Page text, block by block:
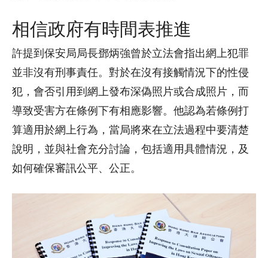
相信政府有時間表推進
許提到保安局局長鄧炳強曾於立法會指出網上犯罪
並非沒有刑事責任。對於在沒有接觸情況下的性侵
犯，會否引用到網上發布深偽照片或合成照片，而
導致受害方在條例下有相應影響。他認為若條例打
算適用於網上行為，當局將來在立法過程中要清楚
說明，並與社會充分討論，包括適用具體情況，及
如何確保審訊公平、公正。